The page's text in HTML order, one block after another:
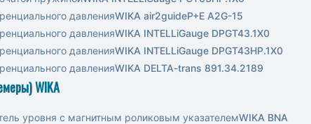
давленияWIKA air2guideP+E A2G-15
давленияWIKA INTELLiGauge DPGT43.1X0
давленияWIKA INTELLiGauge DPGT43HP.1X0
давленияWIKA DELTA-trans 891.34.2189
WIKA
уровня с магнитным роликовым указателемWIKA BNA